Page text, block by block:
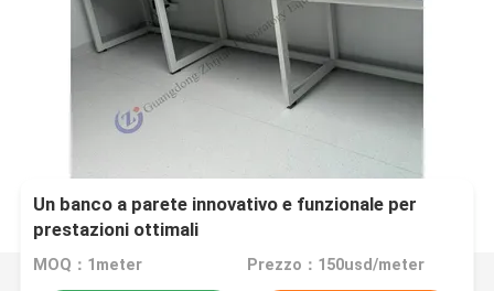
Un banco a parete innovativo e funzionale per
prestazioni ottimali
MOQ：1meter Prezzo：150usd/meter